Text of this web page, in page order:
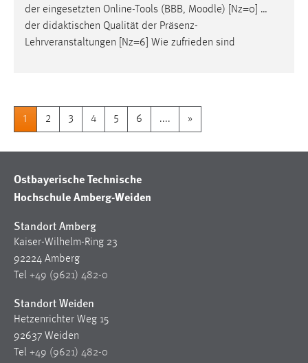
der eingesetzten Online-Tools (BBB, Moodle) [Nz=0] …
der didaktischen Qualität der Präsenz-
Lehrveranstaltungen [Nz=6] Wie zufrieden sind
1 2 3 4 5 6 .... »
Ostbayerische Technische
Hochschule Amberg-Weiden
Standort Amberg
Kaiser-Wilhelm-Ring 23
92224 Amberg
Tel +49 (9621) 482-0
Standort Weiden
Hetzenrichter Weg 15
92637 Weiden
Tel +49 (9621) 482-0